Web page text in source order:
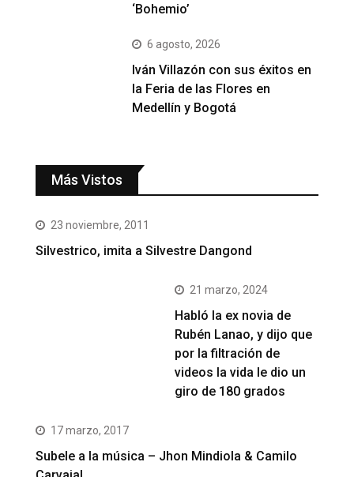
‘Bohemio’
6 agosto, 2026
Iván Villazón con sus éxitos en
la Feria de las Flores en
Medellín y Bogotá
Más Vistos
23 noviembre, 2011
Silvestrico, imita a Silvestre Dangond
21 marzo, 2024
Habló la ex novia de
Rubén Lanao, y dijo que
por la filtración de
videos la vida le dio un
giro de 180 grados
17 marzo, 2017
Subele a la música – Jhon Mindiola & Camilo